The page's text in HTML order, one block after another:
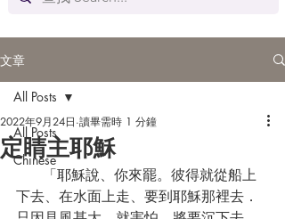
文章
All Posts
Chinese
All Posts
定睛主耶穌
2022年9月24日 讀畢需時 1 分鐘
下去、在水面上走、要到耶穌那裡去．